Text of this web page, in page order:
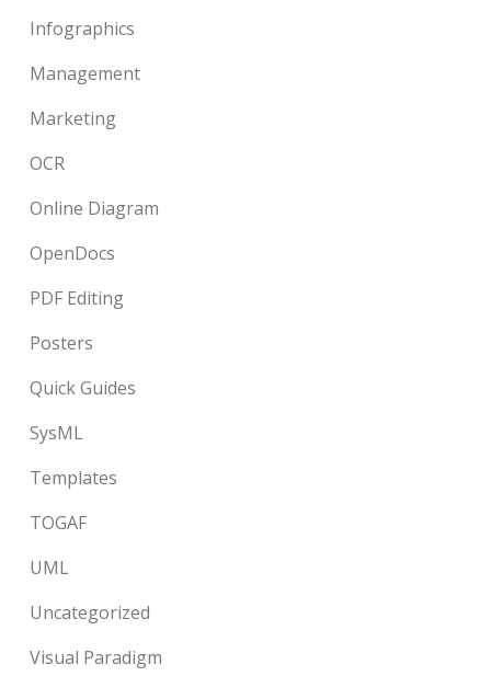
Infographics
Management
Marketing
OCR
Online Diagram
OpenDocs
PDF Editing
Posters
Quick Guides
SysML
Templates
TOGAF
UML
Uncategorized
Visual Paradigm